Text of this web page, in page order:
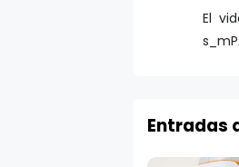
El
Entradas